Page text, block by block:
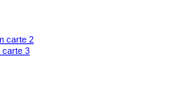
carte 2
carte 3